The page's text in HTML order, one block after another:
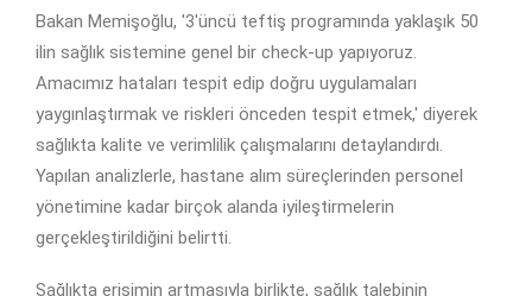
Bakan Memişoğlu, '3'üncü teftiş programında yaklaşık 50
ilin sağlık sistemine genel bir check-up yapıyoruz.
Amacımız hataları tespit edip doğru uygulamaları
yaygınlaştırmak ve riskleri önceden tespit etmek,' diyerek
sağlıkta kalite ve verimlilik çalışmalarını detaylandırdı.
Yapılan analizlerle, hastane alım süreçlerinden personel
yönetimine kadar birçok alanda iyileştirmelerin
gerçekleştirildiğini belirtti.
Sağlıkta erişimin artmasıyla birlikte, sağlık talebinin